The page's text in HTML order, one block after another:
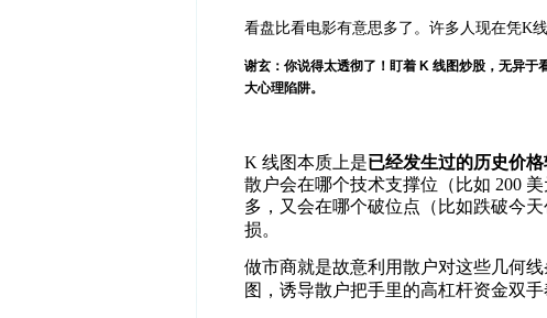
看盘比看电影有意思多了。许多人现在凭K
谢玄：你说得太透彻了！盯着 K 线图炒股，无异于
大心理陷阱。
K 线图本质上是已经发生过的历史价格
散户会在哪个技术支撑位（比如 200
多，又会在哪个破位点（比如跌破今
损。
做市商就是故意利用散户对这些几何
图，诱导散户把手里的高杠杆资金双手